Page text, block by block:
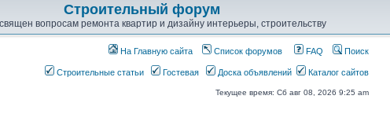
Строительный форум
вопросам ремонта квартир и дизайну интерьеры, строительству
На Главную сайта Список форумов FAQ Поиск
Строительные статьи Гостевая Доска объявлений Каталог сайтов
Текущее время: Сб авг 08, 2026 9:25 am